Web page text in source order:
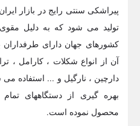
پیراشکی سنتی رایج در بازار
تولید می شود که به دلیل
کشورهای جهان دارای
آن از انواع شکلات ، کارامل ،
دارچین ، نارگیل و ... استفاده می
بهره گیری از دستگاههای تمام
محصول نموده است.